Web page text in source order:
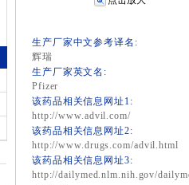
生产厂家中文参考译名:
辉瑞
生产厂家英文名:
Pfizer
该药品相关信息网址1:
http://www.advil.com/
该药品相关信息网址2:
http://www.drugs.com/advil.html
该药品相关信息网址3:
http://dailymed.nlm.nih.gov/